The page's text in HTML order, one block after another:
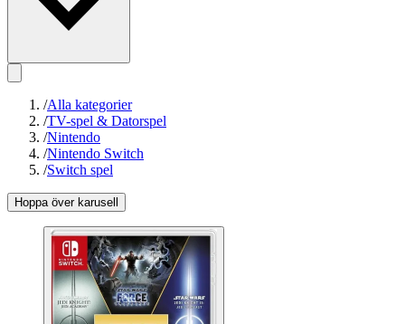
/Alla kategorier
/TV-spel & Datorspel
/Nintendo
/Nintendo Switch
/Switch spel
Hoppa över karusell